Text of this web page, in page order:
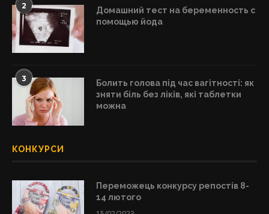
2
Домашний тест на беременность с
помощью йода
3
Болить голова під час вагітності: як
зняти біль без ліків, які таблетки
можна
КОНКУРСИ
Переможець конкурсу репостів 8-
14 лютого